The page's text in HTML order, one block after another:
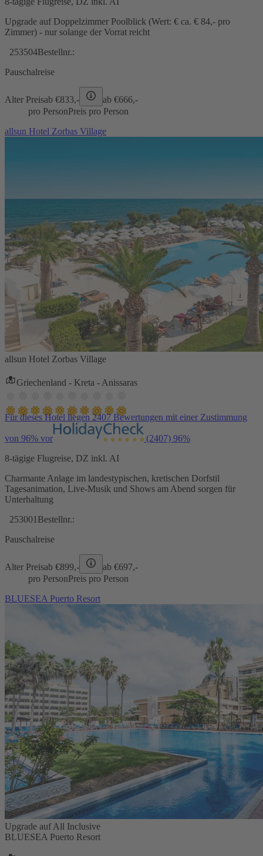
Upgrade auf Doppelzimmer Poolblick (Wert: € ca. € 84,- pro
Zimmer) - nur solange der Vorrat reicht
253504Bestellnr.:
Pauschalreise
Alter Preisab €833,- ab €666,-
pro PersonPreis pro Person
allsun Hotel Zorbas Village
allsun Hotel Zorbas Village
Griechenland - Kreta - Anissaras
Für dieses Hotel liegen 2407 Bewertungen mit einer Zustimmung
von 96% vor (2407) 96%
8-tägige Flugreise, DZ inkl. AI
Charmante Anlage im landestypischen, kretischen Dorfstil
Tagesanimation, Live-Musik und Shows am Abend sorgen für
Unterhaltung
253001 Bestellnr.:
Pauschalreise
Alter Preisab €899,- ab €697,-
pro PersonPreis pro Person
BLUESEA Puerto Resort
Upgrade auf All Inclusive
BLUESEA Puerto Resort